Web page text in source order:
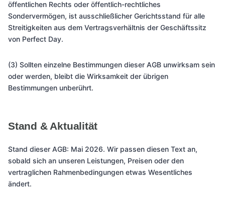
öffentlichen Rechts oder öffentlich-rechtliches
Sondervermögen, ist ausschließlicher Gerichtsstand für alle
Streitigkeiten aus dem Vertragsverhältnis der Geschäftssitz
von Perfect Day.
(3) Sollten einzelne Bestimmungen dieser AGB unwirksam sein
oder werden, bleibt die Wirksamkeit der übrigen
Bestimmungen unberührt.
Stand & Aktualität
Stand dieser AGB: Mai 2026. Wir passen diesen Text an,
sobald sich an unseren Leistungen, Preisen oder den
vertraglichen Rahmenbedingungen etwas Wesentliches
ändert.